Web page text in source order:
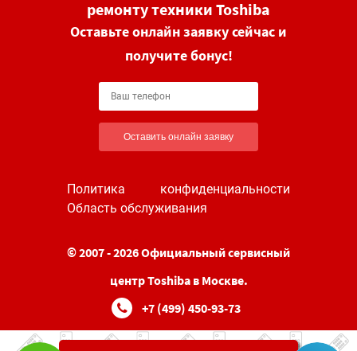
ремонту техники Toshiba
Оставьте онлайн заявку сейчас и
получите бонус!
Оставить онлайн заявку
Политика конфиденциальности
Область обслуживания
© 2007 - 2026 Официальный сервисный
центр Toshiba в Москве.
+7 (499) 450-93-73